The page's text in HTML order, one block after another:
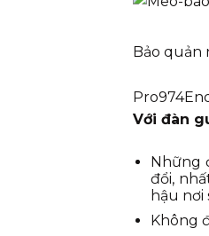
Bảo quản
Với đàn
Những
đổi,
hậu nơi
Không